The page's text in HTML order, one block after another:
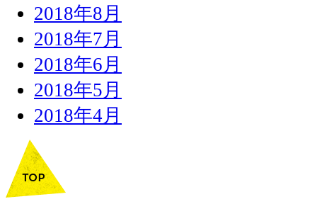
2018年8月
2018年7月
2018年6月
2018年5月
2018年4月